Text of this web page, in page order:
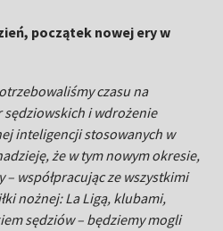
początek nowej ery w
czasu na
i wdrożenie
inteligencji stosowanych w
że w tym nowym okresie,
– współpracując ze wszystkimi
nożnej: La Ligą, klubami,
sędziów – będziemy mogli